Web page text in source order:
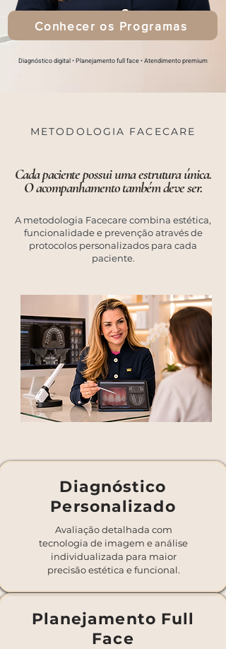
Conhecer os Programas
Diagnóstico digital • Planejamento full face • Atendimento premium
METODOLOGIA FACECARE
Cada paciente possui uma estrutura única.
O acompanhamento também deve ser.
A metodologia Facecare combina estética,
funcionalidade e prevenção através de
protocolos personalizados para cada
paciente.
Diagnóstico
Personalizado
Avaliação detalhada com
tecnologia de imagem e análise
individualizada para maior
precisão estética e funcional.
Planejamento Full
Face